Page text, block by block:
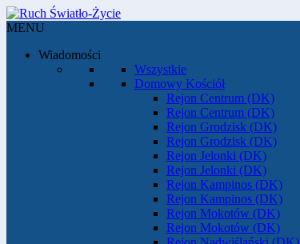
MENU
Wiadomości
Wszystkie
Domowy Kościół
Rejon Centrum (DK)
Rejon Centrum (DK)
Rejon Grodzisk (DK)
Rejon Grodzisk (DK)
Rejon Jelonki (DK)
Rejon Jelonki (DK)
Rejon Kampinos (DK)
Rejon Kampinos (DK)
Rejon Mokotów (DK)
Rejon Mokotów (DK)